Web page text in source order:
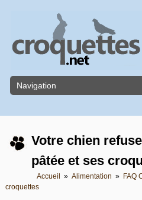
Votre chien
pâtée et ses
Accueil » Alimentation » FAQ
croquettes